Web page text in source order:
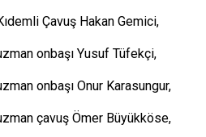
Çavuş Hakan Gemici,
onbaşı Yusuf Tüfekçi,
onbaşı Onur Karasungur,
çavuş Ömer Büyükköse,